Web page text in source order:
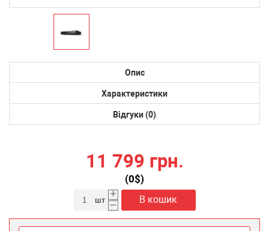
Опис
Характеристики
Відгуки (0)
11 799 грн.
(0$)
+
–
В кошик
шт